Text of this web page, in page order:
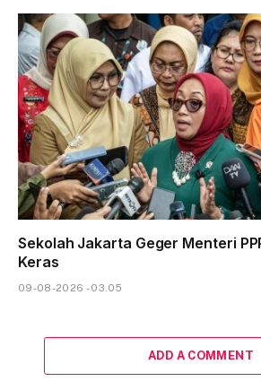
Sekolah Jakarta Geger Menteri
Keras
09-08-2026 - 03.05
ADD A COMMENT